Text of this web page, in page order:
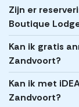
Zijn er
Boutique
Kan ik gratis
Zandvoort?
Kan ik met
Zandvoort?